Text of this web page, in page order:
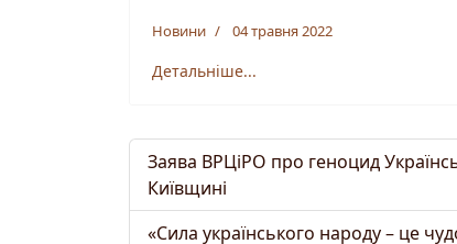
Новини 04 травня 2022
Детальніше...
Заява ВРЦіРО про геноцид
Київщині
«Сила українського народу – це